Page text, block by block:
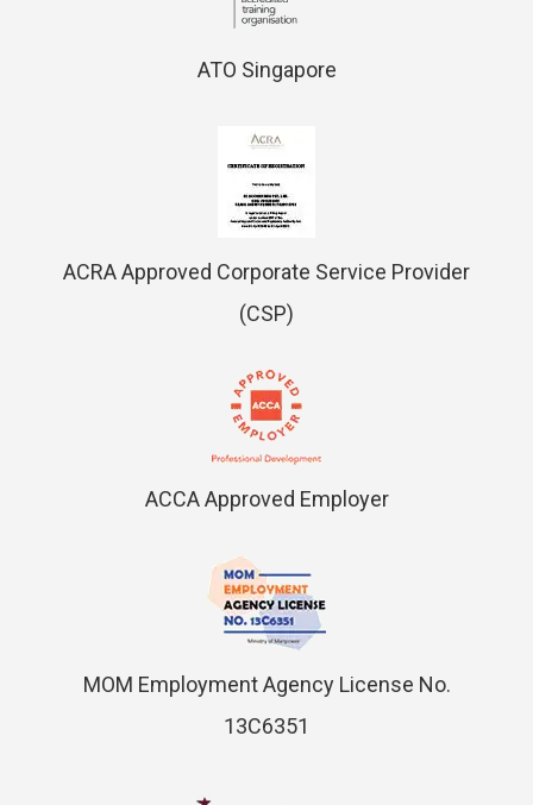
ATO Singapore
ACRA Approved Corporate Service Provider
(CSP)
ACCA Approved Employer
MOM Employment Agency License No.
13C6351